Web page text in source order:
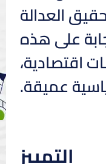
العدالة
على هذه
اقتصادية،
عميقة.
التمييز